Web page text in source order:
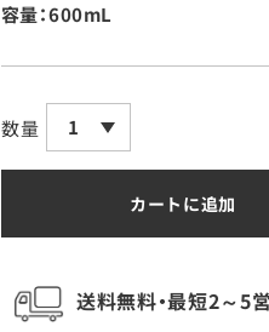
容量：600mL
数量 1
カートに追加
送料無料・最短2～5